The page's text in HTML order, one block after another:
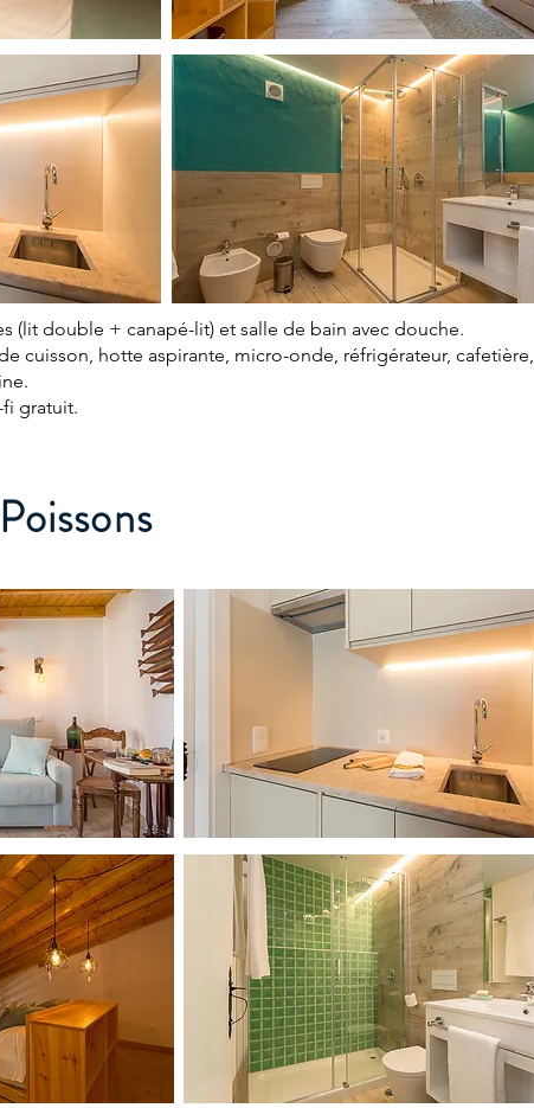
(lit double + canapé-lit) et salle de bain avec douche.
cuisson, hotte aspirante, micro-onde, réfrigérateur, cafetière,
gratuit.